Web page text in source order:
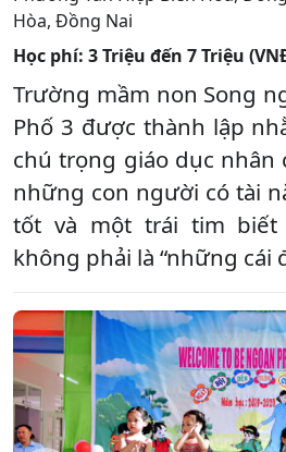
Hòa, Đồng Nai
Học phí: 3 Triệu đến 7 Triệu
Trường mầm non Song
Phố 3 được thành lập
chú trọng giáo dục nhân
những con người có tài
tốt và một trái tim
không phải là “những cái